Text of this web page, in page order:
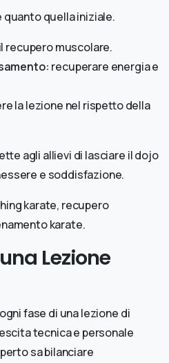
quella iniziale.
recupero muscolare.
recuperare energia e
la lezione nel rispetto della
agli allievi di lasciare il dojo
e soddisfazione.
karate, recupero
karate.
Lezione
fase di una lezione di
tecnica e personale
sa bilanciare